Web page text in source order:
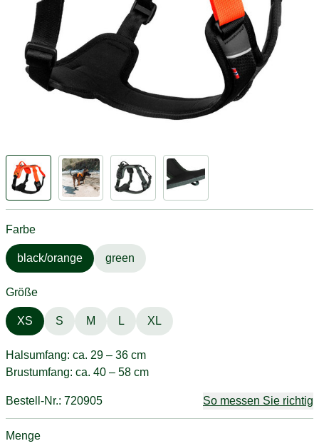
Farbe
black/orange green
Größe
XS S M L XL
Halsumfang: ca. 29 – 36 cm
Brustumfang: ca. 40 – 58 cm
Bestell-Nr.: 720905 So messen Sie richtig
Menge